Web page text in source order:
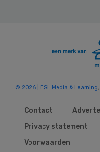
© 2026 | BSL Media & Learning
Contact
Privacy statement
Voorwaarden